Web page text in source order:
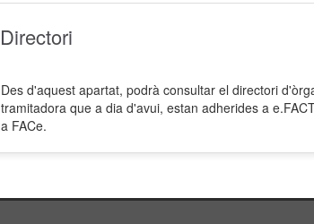
Directori
Des d'aquest apartat, podrà consultar el directori
tramitadora que a dia d'avui, estan adherides a
a FACe.